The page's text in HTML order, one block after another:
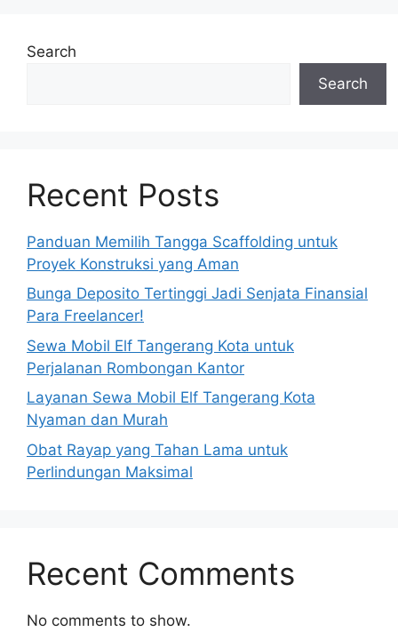
Search
Search
Recent Posts
Panduan Memilih Tangga Scaffolding untuk
Proyek Konstruksi yang Aman
Bunga Deposito Tertinggi Jadi Senjata Finansial
Para Freelancer!
Sewa Mobil Elf Tangerang Kota untuk
Perjalanan Rombongan Kantor
Layanan Sewa Mobil Elf Tangerang Kota
Nyaman dan Murah
Obat Rayap yang Tahan Lama untuk
Perlindungan Maksimal
Recent Comments
No comments to show.